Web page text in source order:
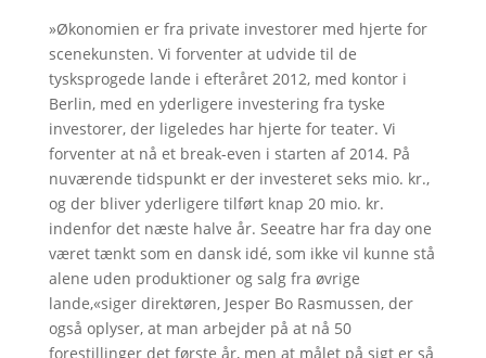
»Økonomien er fra private investorer med hjerte for
scenekunsten. Vi forventer at udvide til de
tysksprogede lande i efteråret 2012, med kontor i
Berlin, med en yderligere investering fra tyske
investorer, der ligeledes har hjerte for teater. Vi
forventer at nå et break-even i starten af 2014. På
nuværende tidspunkt er der investeret seks mio. kr.,
og der bliver yderligere tilført knap 20 mio. kr.
indenfor det næste halve år. Seeatre har fra day one
været tænkt som en dansk idé, som ikke vil kunne stå
alene uden produktioner og salg fra øvrige
lande,«siger direktøren, Jesper Bo Rasmussen, der
også oplyser, at man arbejder på at nå 50
forestillinger det første år, men at målet på sigt er så